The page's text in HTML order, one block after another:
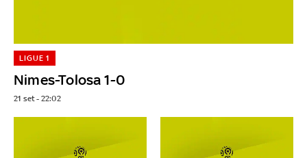
Nimes-Tolosa 1-0
LIGUE 1
21 set - 22:02